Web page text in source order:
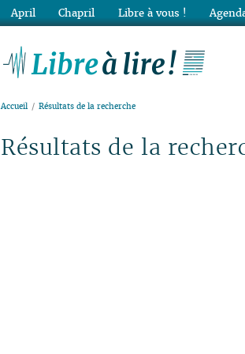
Accueil Résultats de la recherche
Résultats de la
April Chapril Libre à vous !